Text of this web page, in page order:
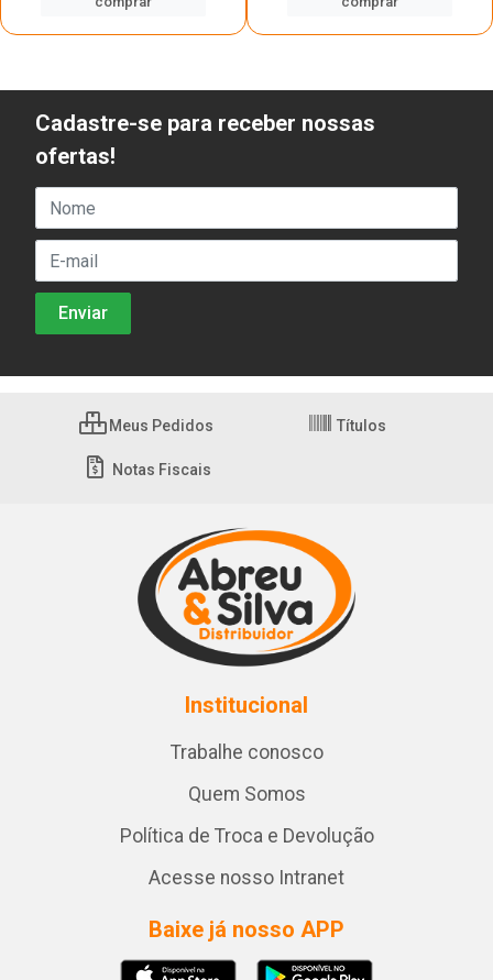
Cadastre-se para receber nossas
ofertas!
Meus Pedidos Títulos
Notas Fiscais
Institucional
Trabalhe conosco
Quem Somos
Política de Troca e Devolução
Acesse nosso Intranet
Baixe já nosso APP